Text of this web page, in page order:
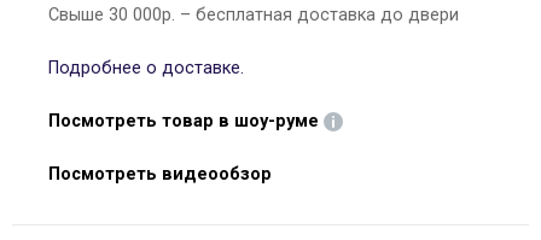
Свыше 30 000р. – бесплатная доставка до двери
Подробнее о доставке.
Посмотреть товар в шоу-руме
Посмотреть видеообзор